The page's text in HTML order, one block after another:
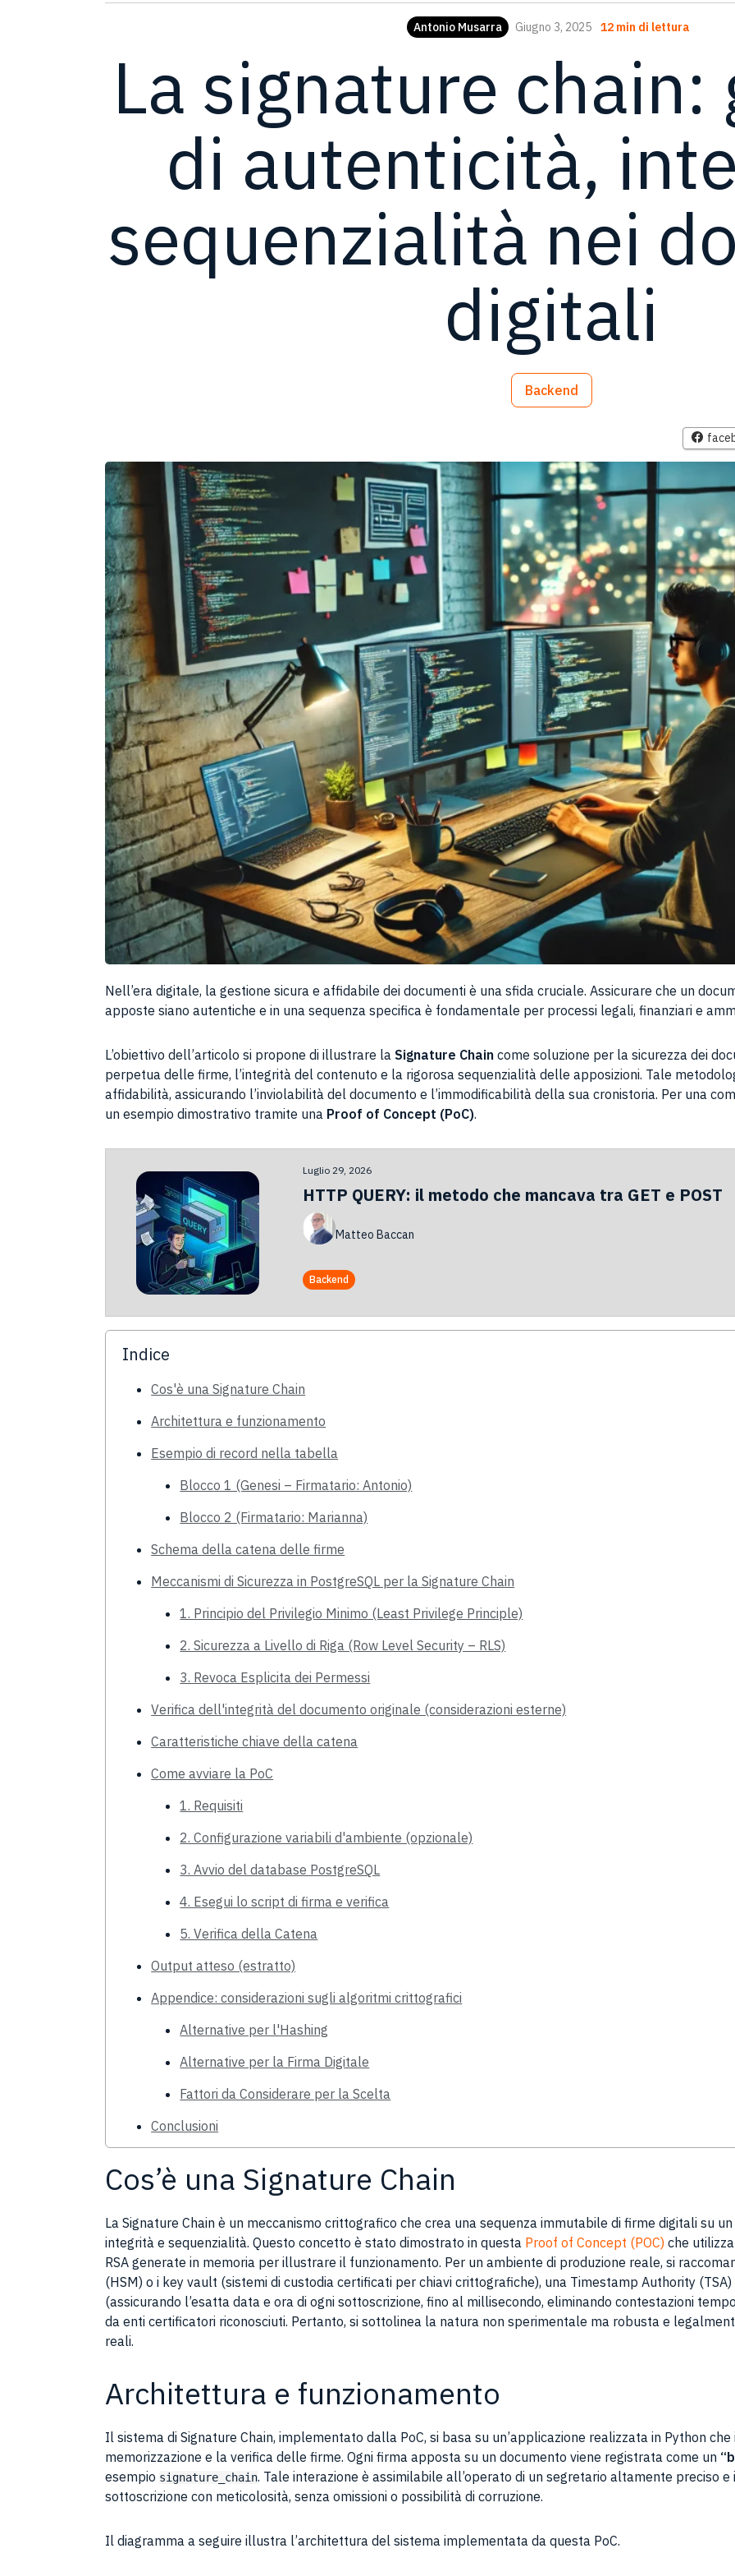
Antonio Musarra Giugno 3, 2025 12 min di lettura
La signature chain:
di autenticità,
sequenzialità nei
digitali
Backend
Nell’era digitale, la gestione sicura e affidabile dei documenti è una sfida cruciale. Assicurare che un
apposte siano autentiche e in una sequenza specifica è fondamentale per processi legali, finanziari e
L’obiettivo dell’articolo si propone di illustrare la Signature Chain come soluzione per la sicurezza dei
perpetua delle firme, l’integrità del contenuto e la rigorosa sequenzialità delle apposizioni. Tale
affidabilità, assicurando l’inviolabilità del documento e l’immodificabilità della sua cronistoria. Per una
un esempio dimostrativo tramite una Proof of Concept (PoC).
Luglio 29, 2026
HTTP QUERY: il metodo che mancava tra GET e POST
Matteo Baccan
Backend
Indice
Cos'è una Signature Chain
Architettura e funzionamento
Esempio di record nella tabella
Blocco 1 (Genesi – Firmatario: Antonio)
Blocco 2 (Firmatario: Marianna)
Schema della catena delle firme
Meccanismi di Sicurezza in PostgreSQL per la Signature Chain
1. Principio del Privilegio Minimo (Least Privilege Principle)
2. Sicurezza a Livello di Riga (Row Level Security – RLS)
3. Revoca Esplicita dei Permessi
Verifica dell'integrità del documento originale (considerazioni esterne)
Caratteristiche chiave della catena
Come avviare la PoC
1. Requisiti
2. Configurazione variabili d'ambiente (opzionale)
3. Avvio del database PostgreSQL
4. Esegui lo script di firma e verifica
5. Verifica della Catena
Output atteso (estratto)
Appendice: considerazioni sugli algoritmi crittografici
Alternative per l'Hashing
Alternative per la Firma Digitale
Fattori da Considerare per la Scelta
Conclusioni
Cos’è una Signature Chain
La Signature Chain è un meccanismo crittografico che crea una sequenza immutabile di firme digitali su
integrità e sequenzialità. Questo concetto è stato dimostrato in questa Proof of Concept (POC) che
RSA generate in memoria per illustrare il funzionamento. Per un ambiente di produzione reale, si
(HSM) o i key vault (sistemi di custodia certificati per chiavi crittografiche), una Timestamp Authority
(assicurando l’esatta data e ora di ogni sottoscrizione, fino al millisecondo, eliminando contestazioni
da enti certificatori riconosciuti. Pertanto, si sottolinea la natura non sperimentale ma robusta e
reali.
Architettura e funzionamento
Il sistema di Signature Chain, implementato dalla PoC, si basa su un’applicazione realizzata in Python
memorizzazione e la verifica delle firme. Ogni firma apposta su un documento viene registrata come un
esempio signature_chain. Tale interazione è assimilabile all’operato di un segretario altamente preciso
sottoscrizione con meticolosità, senza omissioni o possibilità di corruzione.
Il diagramma a seguire illustra l’architettura del sistema implementata da questa PoC.